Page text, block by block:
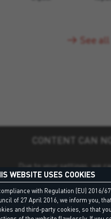
See
CONTENT CAN
Due to your settings, we
Cookie
WEBSITE USES COOKIES
with Regulation (EU) 2016/
of 27 April 2016, we inform you,
and third-party cookies, so that